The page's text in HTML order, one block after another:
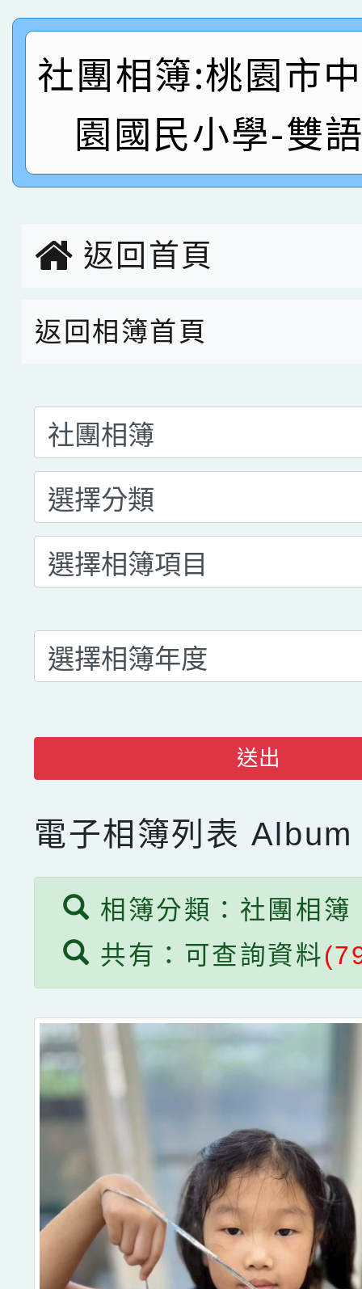
創客第三名。
賽 洪綺君教師榮獲社
名
賀！本校阿巴斯O蜜、
倩參加桃園市科展 國
名 指導老師王老師、
賀！本校四年二班張O
園市英語競賽國小朗
指導老師林老師
賀！本校參加桃園市中
賽 劉文瑛教師榮獲教
賀！本校參與2026世
創客第三名。
社團相簿:桃園市
園國民小學-雙
返回首頁
返回相簿首頁
送出
電子相簿列表
相簿分類：社團相簿
共有：可查詢資料